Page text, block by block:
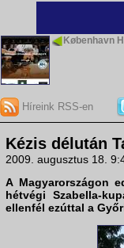
København
Híreink RSS-en
Kézis délután
2009. augusztus 18.
A Magyarországon
hétvégi Szabella-
ellenfél ezúttal a